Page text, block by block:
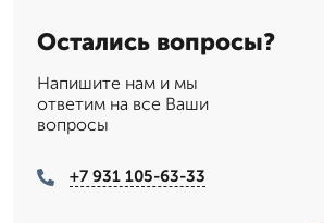
Остались вопросы?
Напишите нам и мы
ответим на все Ваши
вопросы
+7 931 105-63-33